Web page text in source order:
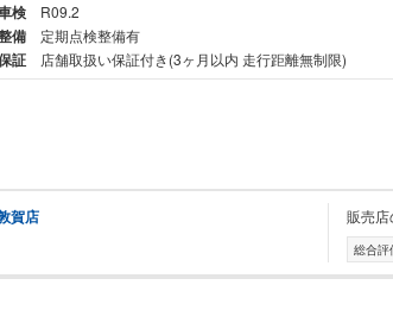
検
R09.2
備 定期点検整備有
証 店舗取扱い保証付き(3ヶ月以内 走行距離無制限)
賀店 販売店
総合評